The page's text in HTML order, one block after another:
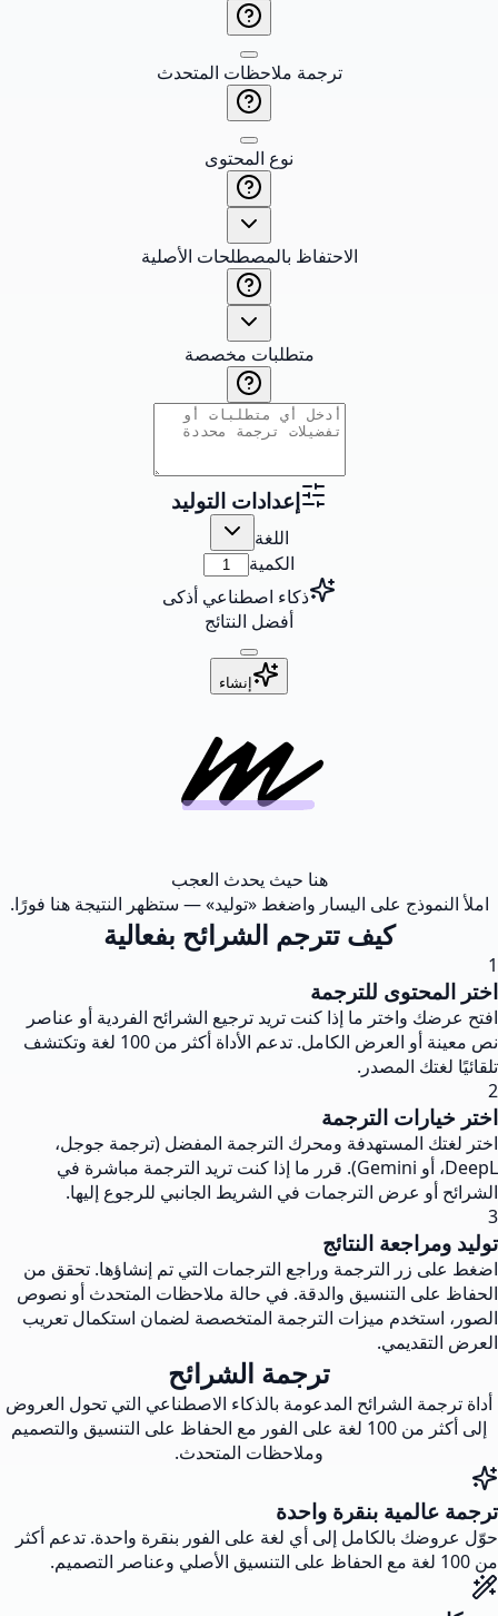
ترجمة ملاحظات المتحدث
نوع المحتوى
الاحتفاظ بالمصطلحات الأصلية
متطلبات مخصصة
إعدادات التوليد
اللغة
الكمية
ذكاء اصطناعي أذكى
أفضل النتائج
إنشاء
هنا حيث يحدث العجب
املأ النموذج على اليسار واضغط «توليد» — ستظهر النتيجة هنا فورًا.
كيف تترجم الشرائح بفعالية
1
اختر المحتوى للترجمة
افتح عرضك واختر ما إذا كنت تريد ترجيع الشرائح الفردية أو عناصر
نص معينة أو العرض الكامل. تدعم الأداة أكثر من 100 لغة وتكتشف
تلقائيًا لغتك المصدر.
2
اختر خيارات الترجمة
اختر لغتك المستهدفة ومحرك الترجمة المفضل (ترجمة جوجل،
DeepL، أو Gemini). قرر ما إذا كنت تريد الترجمة مباشرة في
الشرائح أو عرض الترجمات في الشريط الجانبي للرجوع إليها.
3
توليد ومراجعة النتائج
اضغط على زر الترجمة وراجع الترجمات التي تم إنشاؤها. تحقق من
الحفاظ على التنسيق والدقة. في حالة ملاحظات المتحدث أو نصوص
الصور، استخدم ميزات الترجمة المتخصصة لضمان استكمال تعريب
العرض التقديمي.
ترجمة الشرائح
أداة ترجمة الشرائح المدعومة بالذكاء الاصطناعي التي تحول العروض
إلى أكثر من 100 لغة على الفور مع الحفاظ على التنسيق والتصميم
وملاحظات المتحدث.
ترجمة عالمية بنقرة واحدة
حوّل عروضك بالكامل إلى أي لغة على الفور بنقرة واحدة. تدعم أكثر
من 100 لغة مع الحفاظ على التنسيق الأصلي وعناصر التصميم.